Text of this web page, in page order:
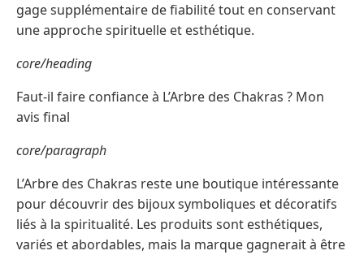
gage supplémentaire de fiabilité tout en conservant
une approche spirituelle et esthétique.
core/heading
Faut-il faire confiance à L’Arbre des Chakras ? Mon
avis final
core/paragraph
L’Arbre des Chakras reste une boutique intéressante
pour découvrir des bijoux symboliques et décoratifs
liés à la spiritualité. Les produits sont esthétiques,
variés et abordables, mais la marque gagnerait à être